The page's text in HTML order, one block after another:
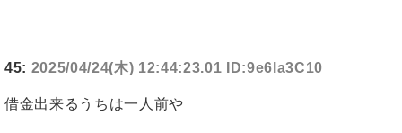
45: 2025/04/24(木) 12:44:23.01 ID:9e6la3C10
借金出来るうちは一人前や